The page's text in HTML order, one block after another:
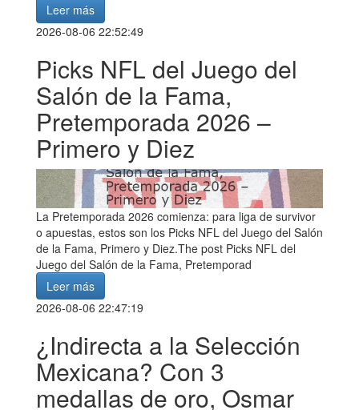
Leer más
2026-08-06 22:52:49
Picks NFL del Juego del
Salón de la Fama,
Pretemporada 2026 –
Primero y Diez
La Pretemporada 2026 comienza: para liga de survivor
o apuestas, estos son los Picks NFL del Juego del Salón
de la Fama, Primero y Diez.The post Picks NFL del
Juego del Salón de la Fama, Pretemporad
Leer más
2026-08-06 22:47:19
¿Indirecta a la Selección
Mexicana? Con 3
medallas de oro, Osmar